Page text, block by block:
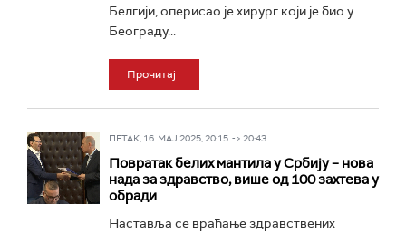
Белгији, оперисао је хирург који је био у
Београду...
Прочитај
ПЕТАК, 16. МАЈ 2025, 20:15 -> 20:43
Повратак белих мантила у Србију – нова
нада за здравство, више од 100 захтева у
обради
Наставља се враћање здравствених